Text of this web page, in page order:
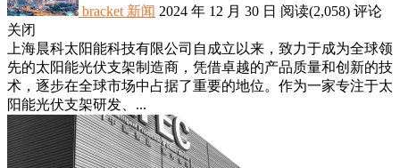
bracket 新闻 2024 年 12 月 30 日 阅读(2,058) 评论
关闭
上海晨科太阳能科技有限公司自成立以来，致力于成为全球领
先的太阳能光伏支架制造商，凭借卓越的产品质量和创新的技
术，逐步在全球市场中占据了重要的地位。作为一家专注于太
阳能光伏支架研发、...